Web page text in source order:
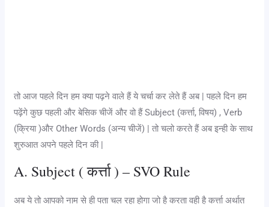
तो आज पहले दिन हम क्या पढ़ने वाले हैं ये चर्चा कर लेते हैं अब | पहले दिन हम
पढ़ेंगे कुछ पहली और बेसिक चीजें और वो हैं Subject (कर्त्ता, विषय) , Verb
(क्रिया )और Other Words (अन्य चीजें) | तो चलो करते हैं अब इन्ही के साथ
शुरुआत अपने पहले दिन की |
A. Subject ( कर्त्ता ) – SVO Rule
अब ये तो आपको नाम से ही पता चल रहा होगा जो है करता वही है कर्त्ता अर्थात